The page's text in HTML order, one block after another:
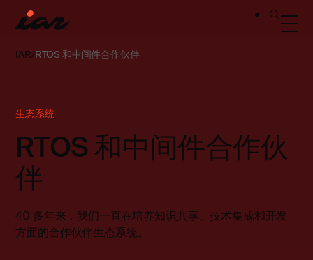
IAR RTOS 和中间件合作伙伴
生态系统
RTOS 和中间件合作伙
伴
40 多年来，我们一直在培养知识共享、技术集成和开发
方面的合作伙伴生态系统。